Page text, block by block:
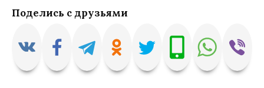
Поделись с друзьями